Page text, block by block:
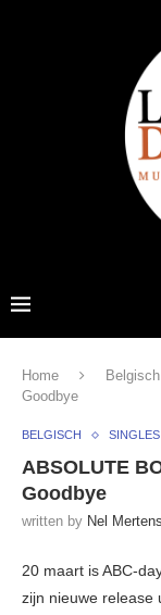
Home Belgisch
Goodbye
BELGISCH SINGLES
ABSOLUTE
Goodbye
written by Nel Mertens
20 maart is ABC-
zijn nieuwe release